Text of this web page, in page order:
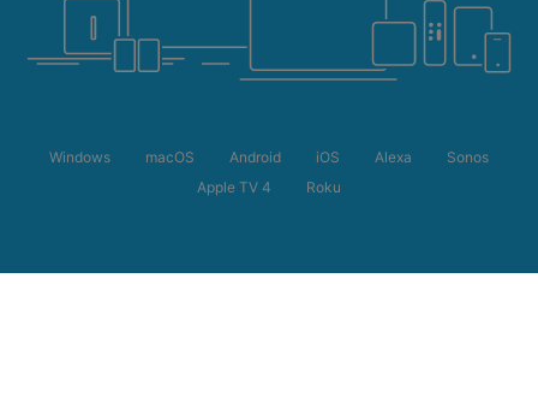
Windows macOS Android iOS Alexa
Sonos
Apple TV 4
Roku